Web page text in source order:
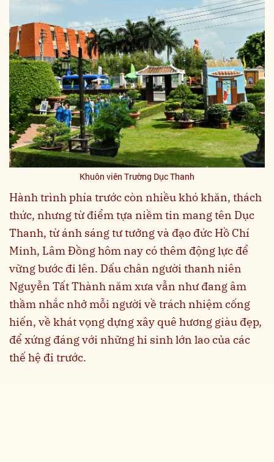
Khuôn viên Trường Dục Thanh
Hành trình phía trước còn nhiều khó khăn, thách
thức, nhưng từ điểm tựa niềm tin mang tên Dục
Thanh, từ ánh sáng tư tưởng và đạo đức Hồ Chí
Minh, Lâm Đồng hôm nay có thêm động lực để
vững bước đi lên. Dấu chân người thanh niên
Nguyễn Tất Thành năm xưa vẫn như đang âm
thầm nhắc nhở mỗi người về trách nhiệm cống
hiến, về khát vọng dựng xây quê hương giàu đẹp,
để xứng đáng với những hi sinh lớn lao của các
thế hệ đi trước.